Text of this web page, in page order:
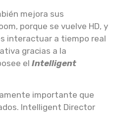
mejora sus
porque se vuelve HD, y
interactuar a tiempo real
gracias a la
el Intelligent
importante que
Intelligent Director